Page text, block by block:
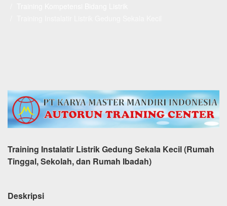
Training Instalatir Listrik Gedung Sekala Kecil (Rumah
Tinggal, Sekolah, dan Rumah Ibadah)
Deskripsi